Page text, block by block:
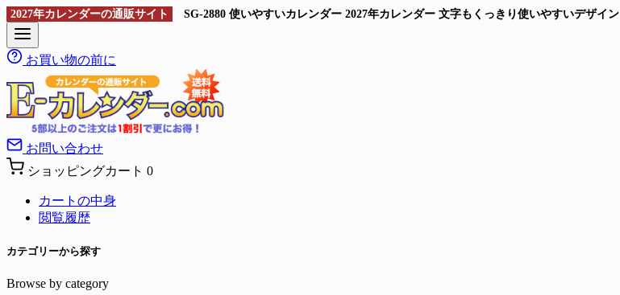
2027年カレンダーの通販サイト SG-2880 使いやすいカレンダー 2027年カレンダー 文字もくっきり使いやすいデザイン
お買い物の前に
お問い合わせ
ショッピングカート 0
カートの中身
閲覧履歴
カテゴリーから探す
Browse by category